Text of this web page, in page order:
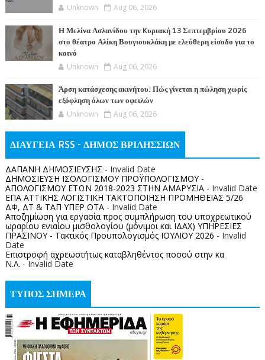
Unknown Aug 06, 2026
Η Μελίνα Ασλανίδου την Kυριακή 13 Σεπτεμβρίου 2026
στο θέατρο Αλίκη Βουγιουκλάκη με ελεύθερη είσοδο για το
κοινό
Unknown Aug 06, 2026
Άρση κατάσχεσης ακινήτου: Πώς γίνεται η πώληση χωρίς
εξόφληση όλων των οφειλών
Unknown Aug 06, 2026
ΔΙΑΥΓΕΙΑ RSS - ΔΗΜΟΣ ΒΡΙΛΗΣΣΙΩΝ
ΔΑΠΑΝΗ ΔΗΜΟΣΙΕΥΣΗΣ - Invalid Date
ΔΗΜΟΣΙΕΥΣΗ ΙΣΟΛΟΓΙΣΜΟΥ ΠΡΟΫΠΟΛΟΓΙΣΜΟΥ -
ΑΠΟΛΟΓΙΣΜΟΥ ΕΤΩΝ 2018-2023 ΣΤΗΝ ΑΜΑΡΥΣΙΑ- Invalid Date
ΕΠΑ ΑΤΤΙΚΗΣ ΛΟΓΙΣΤΙΚΗ ΤΑΚΤΟΠΟΙΗΣΗ ΠΡΟΜΗΘΕΙΑΣ 5/26
ΔΦ, ΔΤ & ΤΑΠ ΥΠΕΡ ΟΤΑ- Invalid Date
Αποζημίωση για εργασία προς συμπλήρωση του υποχρεωτικού
ωραρίου ενιαίου μισθολογίου (μόνιμοι και ΙΔΑΧ) ΥΠΗΡΕΣΙΕΣ
ΠΡΑΣΙΝΟΥ - Τακτικός Προυπολογισμός ΙΟΥΛΙΟΥ 2026 - Invalid
Date
Επιστροφή αχρεωστήτως καταβληθέντος ποσoύ στην κα
Ν.Λ. - Invalid Date
ΤΥΠΟΣ ΣΗΜΕΡΑ